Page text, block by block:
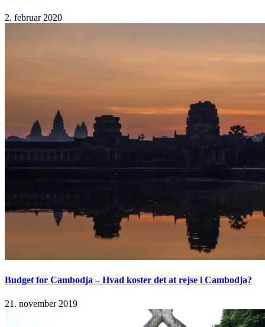
2. februar 2020
Budget for Cambodja – Hvad koster det at rejse i Cambodja?
21. november 2019